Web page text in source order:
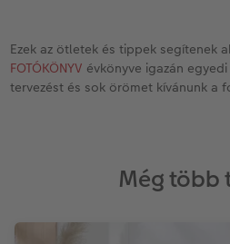
Ezek az ötletek és tippek segítenek
FOTÓKÖNYV évkönyve igazán
tervezést és sok örömet kívánunk a
Még több